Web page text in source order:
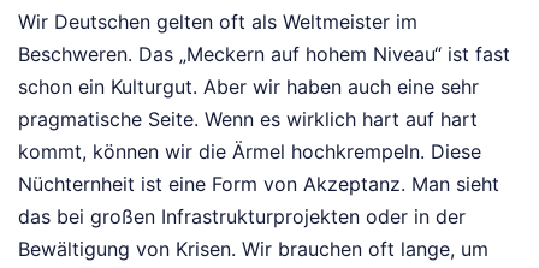
Wir Deutschen gelten oft als Weltmeister im
Beschweren. Das „Meckern auf hohem Niveau“ ist fast
schon ein Kulturgut. Aber wir haben auch eine sehr
pragmatische Seite. Wenn es wirklich hart auf hart
kommt, können wir die Ärmel hochkrempeln. Diese
Nüchternheit ist eine Form von Akzeptanz. Man sieht
das bei großen Infrastrukturprojekten oder in der
Bewältigung von Krisen. Wir brauchen oft lange, um